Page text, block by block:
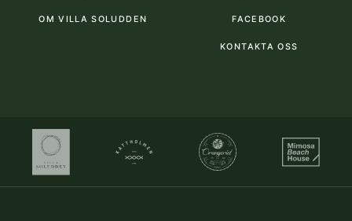
OM VILLA SOLUDDEN FACEBOOK
KONTAKTA OSS